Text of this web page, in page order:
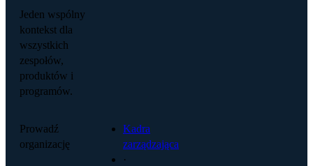
Jeden wspólny
kontekst dla
wszystkich
zespołów,
produktów i
programów.
Prowadź
organizację
Kadra
zarządzająca
·